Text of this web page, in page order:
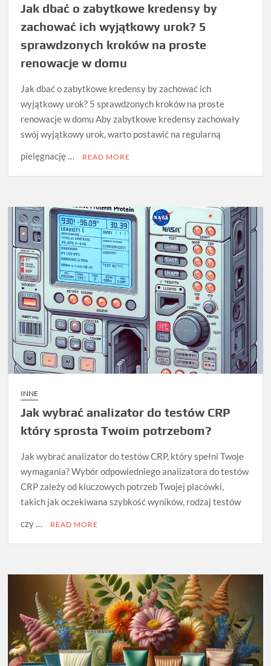
Jak dbać o zabytkowe kredensy by
zachować ich wyjątkowy urok? 5
sprawdzonych kroków na proste
renowacje w domu
Jak dbać o zabytkowe kredensy by zachować ich
wyjątkowy urok? 5 sprawdzonych kroków na proste
renowacje w domu Aby zabytkowe kredensy zachowały
swój wyjątkowy urok, warto postawić na regularną
pielęgnację …
READ MORE
INNE
Jak wybrać analizator do testów CRP
który sprosta Twoim potrzebom?
Jak wybrać analizator do testów CRP, który spełni Twoje
wymagania? Wybór odpowiedniego analizatora do testów
CRP zależy od kluczowych potrzeb Twojej placówki,
takich jak oczekiwana szybkość wyników, rodzaj testów
czy …
READ MORE